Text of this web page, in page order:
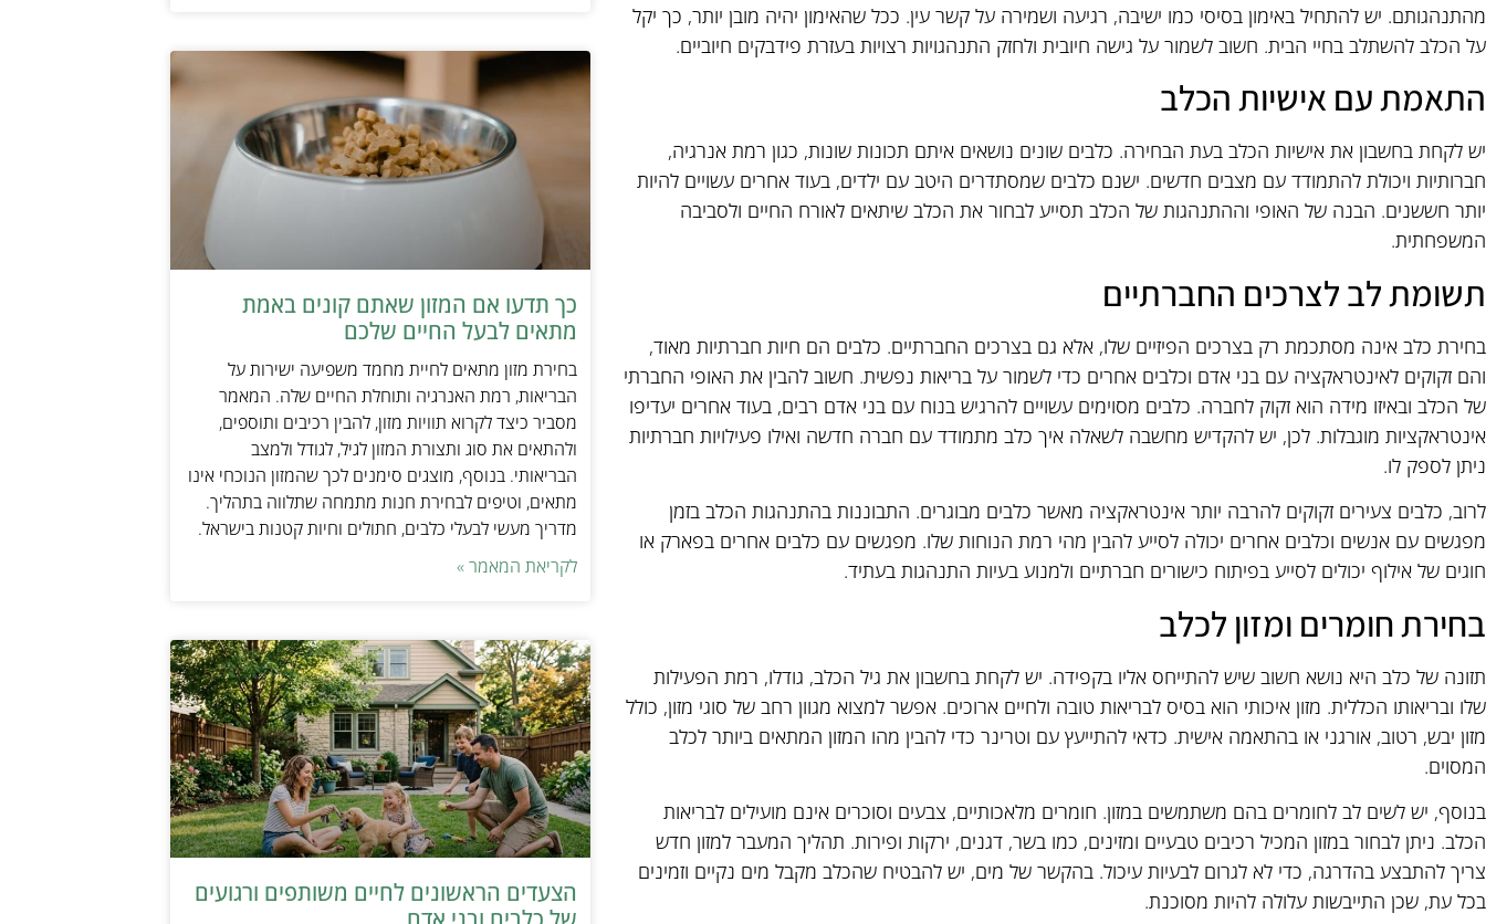
מהתנהגותם. יש להתחיל באימון בסיסי כמו ישיבה, רגיעה ושמירה על קשר עין. ככל שהאימון יהיה מובן יותר, כך יקל
על הכלב להשתלב בחיי הבית. חשוב לשמור על גישה חיובית ולחזק התנהגויות רצויות בעזרת פידבקים חיוביים.
התאמת עם אישיות הכלב
יש לקחת בחשבון את אישיות הכלב בעת הבחירה. כלבים שונים נושאים איתם תכונות שונות, כגון רמת אנרגיה,
חברותיות ויכולת להתמודד עם מצבים חדשים. ישנם כלבים שמסתדרים היטב עם ילדים, בעוד אחרים עשויים להיות
יותר חששנים. הבנה של האופי וההתנהגות של הכלב תסייע לבחור את הכלב שיתאים לאורח החיים ולסביבה
המשפחתית.
תשומת לב לצרכים החברתיים
בחירת כלב אינה מסתכמת רק בצרכים הפיזיים שלו, אלא גם בצרכים החברתיים. כלבים הם חיות חברתיות מאוד,
והם זקוקים לאינטראקציה עם בני אדם וכלבים אחרים כדי לשמור על בריאות נפשית. חשוב להבין את האופי החברתי
של הכלב ובאיזו מידה הוא זקוק לחברה. כלבים מסוימים עשויים להרגיש בנוח עם בני אדם רבים, בעוד אחרים יעדיפו
אינטראקציות מוגבלות. לכן, יש להקדיש מחשבה לשאלה איך כלב מתמודד עם חברה חדשה ואילו פעילויות חברתיות
ניתן לספק לו.
לרוב, כלבים צעירים זקוקים להרבה יותר אינטראקציה מאשר כלבים מבוגרים. התבוננות בהתנהגות הכלב בזמן
מפגשים עם אנשים וכלבים אחרים יכולה לסייע להבין מהי רמת הנוחות שלו. מפגשים עם כלבים אחרים בפארק או
חוגים של אילוף יכולים לסייע בפיתוח כישורים חברתיים ולמנוע בעיות התנהגות בעתיד.
בחירת חומרים ומזון לכלב
תזונה של כלב היא נושא חשוב שיש להתייחס אליו בקפידה. יש לקחת בחשבון את גיל הכלב, גודלו, רמת הפעילות
שלו ובריאותו הכללית. מזון איכותי הוא בסיס לבריאות טובה ולחיים ארוכים. אפשר למצוא מגוון רחב של סוגי מזון, כולל
מזון יבש, רטוב, אורגני או בהתאמה אישית. כדאי להתייעץ עם וטרינר כדי להבין מהו המזון המתאים ביותר לכלב
המסוים.
בנוסף, יש לשים לב לחומרים בהם משתמשים במזון. חומרים מלאכותיים, צבעים וסוכרים אינם מועילים לבריאות
הכלב. ניתן לבחור במזון המכיל רכיבים טבעיים ומזינים, כמו בשר, דגנים, ירקות ופירות. תהליך המעבר למזון חדש
צריך להתבצע בהדרגה, כדי לא לגרום לבעיות עיכול. בהקשר של מים, יש להבטיח שהכלב מקבל מים נקיים וזמינים
בכל עת, שכן התייבשות עלולה להיות מסוכנת.
כך תדעו אם המזון שאתם קונים באמת
מתאים לבעל החיים שלכם
בחירת מזון מתאים לחיית מחמד משפיעה ישירות על
הבריאות, רמת האנרגיה ותוחלת החיים שלה. המאמר
מסביר כיצד לקרוא תוויות מזון, להבין רכיבים ותוספים,
ולהתאים את סוג ותצורת המזון לגיל, לגודל ולמצב
הבריאותי. בנוסף, מוצגים סימנים לכך שהמזון הנוכחי אינו
מתאים, וטיפים לבחירת חנות מתמחה שתלווה בתהליך.
מדריך מעשי לבעלי כלבים, חתולים וחיות קטנות בישראל.
לקריאת המאמר »
הצעדים הראשונים לחיים משותפים ורגועים